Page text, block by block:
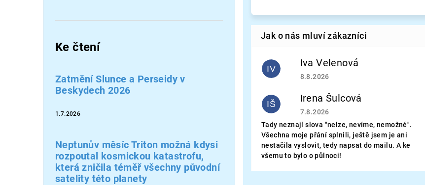
Ke čtení
Zatmění Slunce a Perseidy v
Beskydech 2026
1.7.2026
Neptunův měsíc Triton možná kdysi
rozpoutal kosmickou katastrofu,
která zničila téměř všechny původní
satelity této planety
IV Iva Velenová
Hodnocení obchodu je 5 z 5 hvězdiček.
8.8.2026
IŠ Irena Šulcová
Hodnocení obchodu je 5 z 5 hvězdiček.
7.8.2026
Tady neznají slova "nelze, nevíme, nemožné".
Všechna moje přání splnili, ještě jsem je ani
nestačila vyslovit, tedy napsat do mailu. A ke
všemu to bylo o půlnoci!